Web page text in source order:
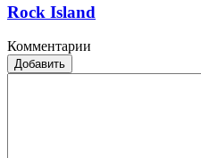
Rock Island
Комментарии
Добавить